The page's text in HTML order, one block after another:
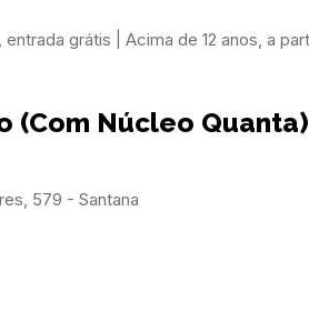
entrada grátis | Acima de 12 anos, a
(Com Núcleo Quanta)